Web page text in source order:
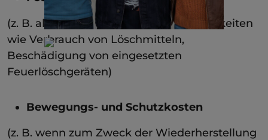
(z. B. als Rettungskosten bei Löschtätigkeiten
wie Verbrauch von Löschmitteln,
Beschädigung von eingesetzten
Feuerlöschgeräten)
Bewegungs- und Schutzkosten
(z. B. wenn zum Zweck der Wiederherstellung